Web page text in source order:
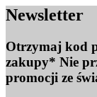
Newsletter
Otrzymaj kod
zakupy* Nie
promocji ze